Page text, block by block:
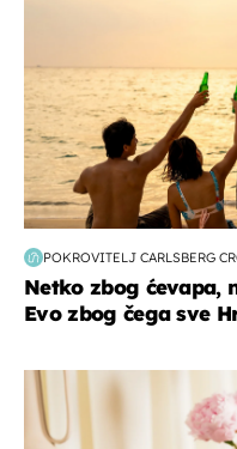
POKROVITELJ CARLSBERG
Netko zbog ćevapa,
Evo zbog čega sve
moda & ljepota